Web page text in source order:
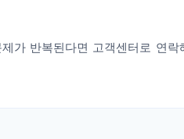
가 반복된다면 고객센터로 연